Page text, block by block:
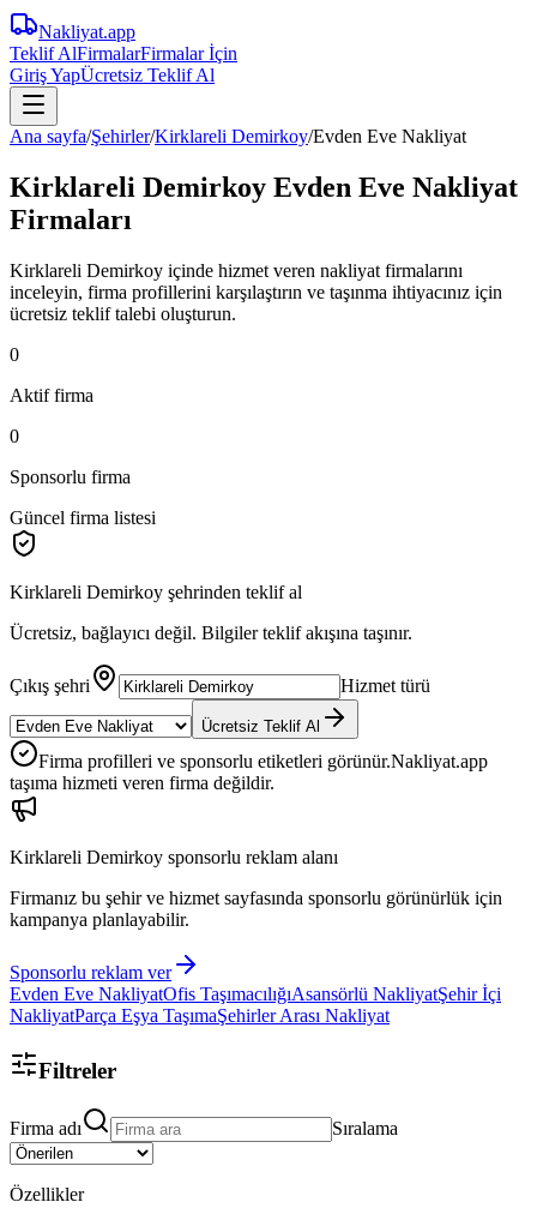
Nakliyat.app
Teklif AlFirmalarFirmalar İçin
Giriş YapÜcretsiz Teklif Al
Ana sayfa/Şehirler/Kirklareli Demirkoy/Evden Eve Nakliyat
Kirklareli Demirkoy Evden Eve Nakliyat
Firmaları
Kirklareli Demirkoy içinde hizmet veren nakliyat firmalarını
inceleyin, firma profillerini karşılaştırın ve taşınma ihtiyacınız için
ücretsiz teklif talebi oluşturun.
0
Aktif firma
0
Sponsorlu firma
Güncel firma listesi
Kirklareli Demirkoy şehrinden teklif al
Ücretsiz, bağlayıcı değil. Bilgiler teklif akışına taşınır.
Çıkış şehri Hizmet türü
Ücretsiz Teklif Al
Firma profilleri ve sponsorlu etiketleri görünür.Nakliyat.app
taşıma hizmeti veren firma değildir.
Kirklareli Demirkoy sponsorlu reklam alanı
Firmanız bu şehir ve hizmet sayfasında sponsorlu görünürlük için
kampanya planlayabilir.
Sponsorlu reklam ver
Evden Eve NakliyatOfis TaşımacılığıAsansörlü NakliyatŞehir İçi
NakliyatParça Eşya TaşımaŞehirler Arası Nakliyat
Filtreler
Firma adı Sıralama
Özellikler